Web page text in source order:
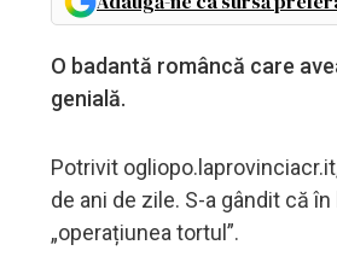
O badantă româncă care
genială.
Potrivit
de ani de zile. S-a gândit că
„operațiunea tortul”.